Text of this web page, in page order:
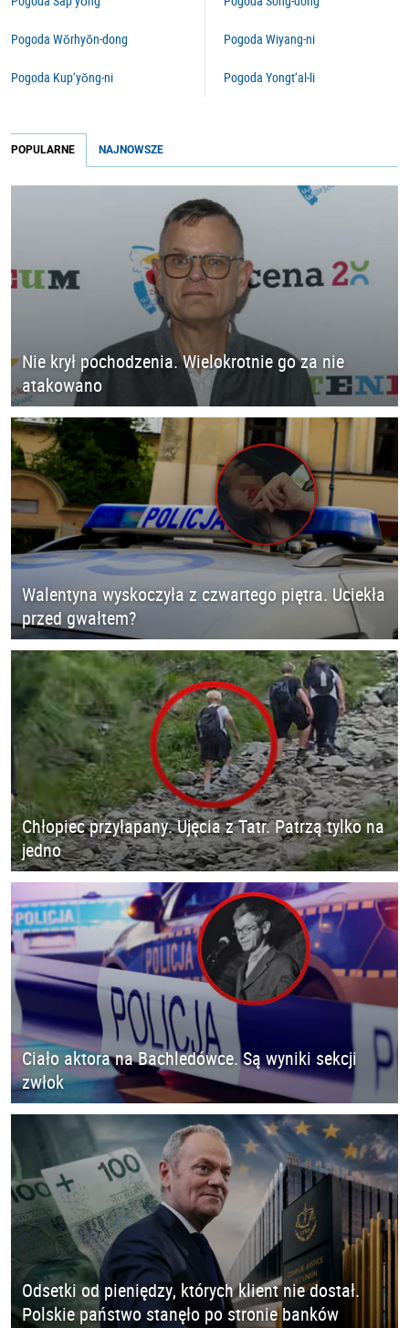
Pogoda Wŏrhyŏn-dong
Pogoda Kup’yŏng-ni
Pogoda Wiyang-ni
Pogoda Yongt’al-li
POPULARNE NAJNOWSZE
Nie krył pochodzenia. Wielokrotnie go za nie
atakowano
Walentyna wyskoczyła z czwartego piętra. Uciekła
przed gwałtem?
Chłopiec przyłapany. Ujęcia z Tatr. Patrzą tylko na
jedno
Ciało aktora na Bachledówce. Są wyniki sekcji
zwłok
Odsetki od pieniędzy, których klient nie dostał.
Polskie państwo stanęło po stronie banków